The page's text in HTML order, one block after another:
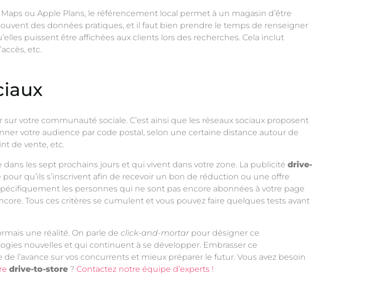
Maps ou Apple Plans, le référencement local permet à un magasin d’être
des données pratiques, et il faut bien prendre le temps de renseigner
puissent être affichées aux clients lors des recherches. Cela inclut
etc.
votre communauté sociale. C’est ainsi que les réseaux sociaux proposent
votre audience par code postal, selon une certaine distance autour de
de vente, etc.
dans les sept prochains jours et qui vivent dans votre zone. La publicité drive-
qu’ils s’inscrivent afin de recevoir un bon de réduction ou une offre
les personnes qui ne sont pas encore abonnées à votre page
Tous ces critères se cumulent et vous pouvez faire quelques tests avant
une réalité. On parle de click-and-mortarpour désigner ce
nouvelles et qui continuent à se développer. Embrasser ce
l’avance sur vos concurrents et mieux préparer le futur. Vous avez besoin
drive-to-store ? Contactez notre équipe d’experts !